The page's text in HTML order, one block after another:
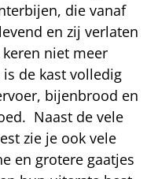
die vanaf
en zij verlaten
niet meer
de kast volledig
bijenbrood en
Naast de vele
zie je ook vele
en grotere gaatjes